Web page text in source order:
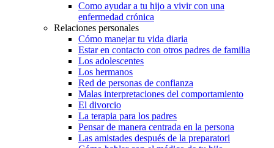
Como ayudar a tu hijo a vivir con una
enfermedad crónica
Relaciones personales
Cómo manejar tu vida diaria
Estar en contacto con otros padres de familia
Los adolescentes
Los hermanos
Red de personas de confianza
Malas interpretaciones del comportamiento
El divorcio
La terapia para los padres
Pensar de manera centrada en la persona
Las amistades después de la preparatori